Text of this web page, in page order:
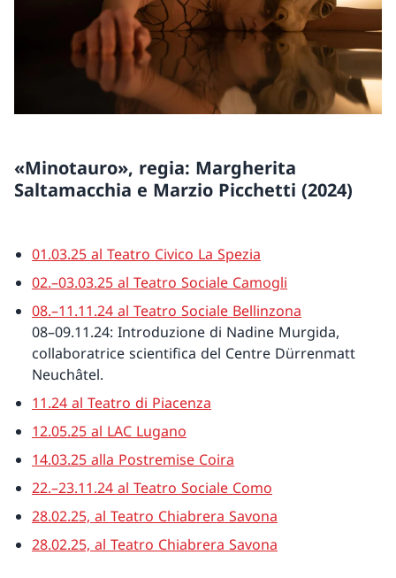
«Minotauro», regia: Margherita
Saltamacchia e Marzio Picchetti (2024)
01.03.25 al Teatro Civico La Spezia
02.–03.03.25 al Teatro Sociale Camogli
08.–11.11.24 al Teatro Sociale Bellinzona
08–09.11.24: Introduzione di Nadine Murgida,
collaboratrice scientifica del Centre Dürrenmatt
Neuchâtel.
11.24 al Teatro di Piacenza
12.05.25 al LAC Lugano
14.03.25 alla Postremise Coira
22.–23.11.24 al Teatro Sociale Como
28.02.25, al Teatro Chiabrera Savona
28.02.25, al Teatro Chiabrera Savona